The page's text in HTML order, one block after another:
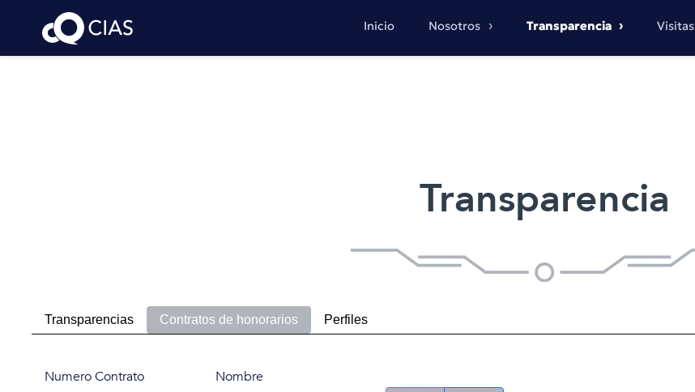
Inicio Nosotros Transparencia Visitas
Transparencia
Transparencias Contratos de honorarios Perfiles
Numero Contrato Nombre